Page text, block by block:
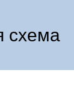
схема